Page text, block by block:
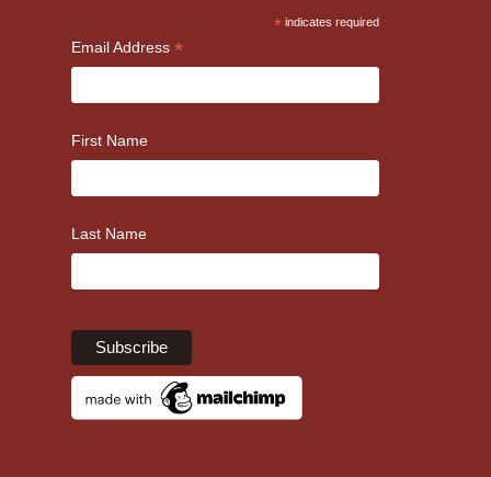
* indicates required
Email Address *
First Name
Last Name